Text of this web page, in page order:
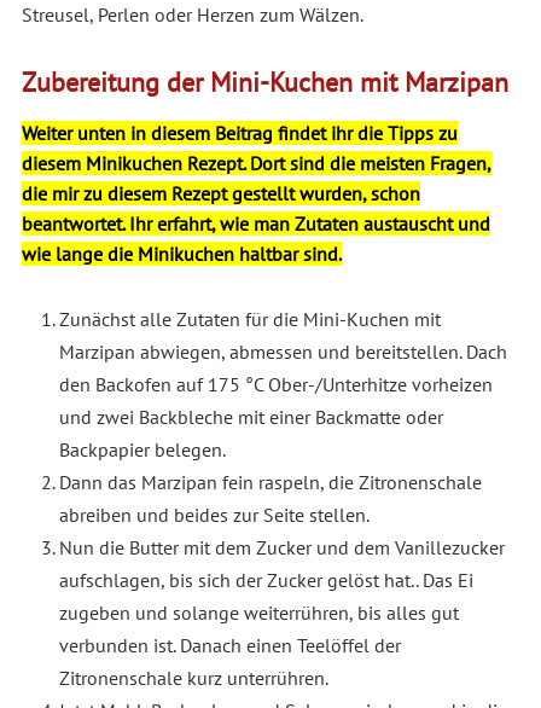
Streusel, Perlen oder Herzen zum Wälzen.
Zubereitung der Mini-Kuchen mit Marzipan
Weiter unten in diesem Beitrag findet ihr die Tipps zu
diesem Minikuchen Rezept. Dort sind die meisten Fragen,
die mir zu diesem Rezept gestellt wurden, schon
beantwortet. Ihr erfahrt, wie man Zutaten austauscht und
wie lange die Minikuchen haltbar sind.
Zunächst alle Zutaten für die Mini-Kuchen mit
Marzipan abwiegen, abmessen und bereitstellen. Dach
den Backofen auf 175 °C Ober-/Unterhitze vorheizen
und zwei Backbleche mit einer Backmatte oder
Backpapier belegen.
Dann das Marzipan fein raspeln, die Zitronenschale
abreiben und beides zur Seite stellen.
Nun die Butter mit dem Zucker und dem Vanillezucker
aufschlagen, bis sich der Zucker gelöst hat.. Das Ei
zugeben und solange weiterrühren, bis alles gut
verbunden ist. Danach einen Teelöffel der
Zitronenschale kurz unterrühren.